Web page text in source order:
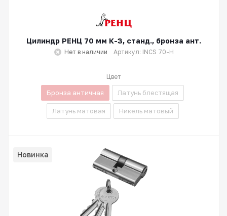
Цилиндр РЕНЦ 70 мм К-З, станд., бронза ант.
Нет в наличии Артикул: INCS 70-H
Цвет
Бронза античная Латунь блестящая
Латунь матовая Никель матовый
Новинка